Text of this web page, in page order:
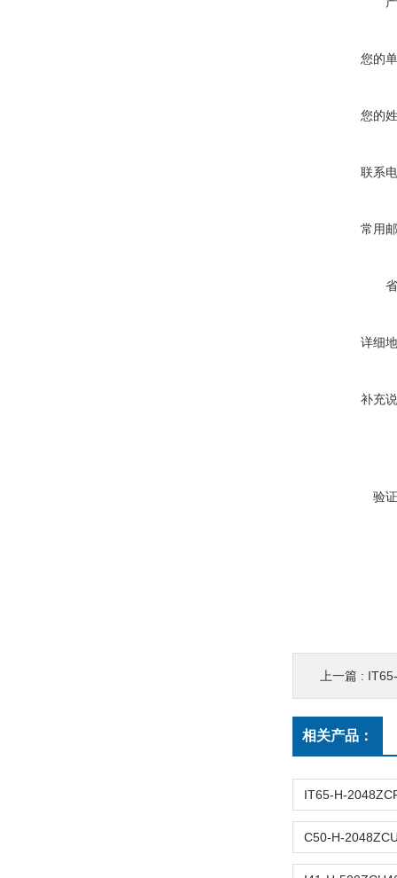
您的
您的
联系
常用
详细
补充
验
上一篇 :
相关产品：